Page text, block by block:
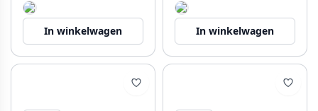
In winkelwagen In winkelwagen